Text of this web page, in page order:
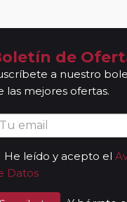
de
a nuestro
las mejores ofertas.
He leído y acepto el
Datos